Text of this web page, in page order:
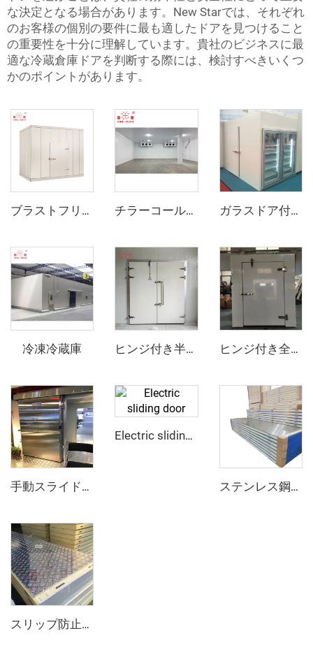
な決定となる場合があります。New Starでは、それぞれ
のお客様の個別の要件に最も適したドアを見つけること
の重要性を十分に理解しています。貴社のビジネスに最
適な冷蔵倉庫ドアを判断する際には、検討すべきいくつ
かのポイントがあります。
ブラストフリーザー チラーコールドルーム ガラスドア付きディスプレイ冷蔵庫
冷凍冷蔵庫 ヒンジ付き半埋め込みドア ヒンジ付き全埋め込みドア
手動スライドドア
Electric sliding door
ステンレス鋼PUサンドイッチパネル
スリップ防止アルミニウムPUサンドイッチパネル